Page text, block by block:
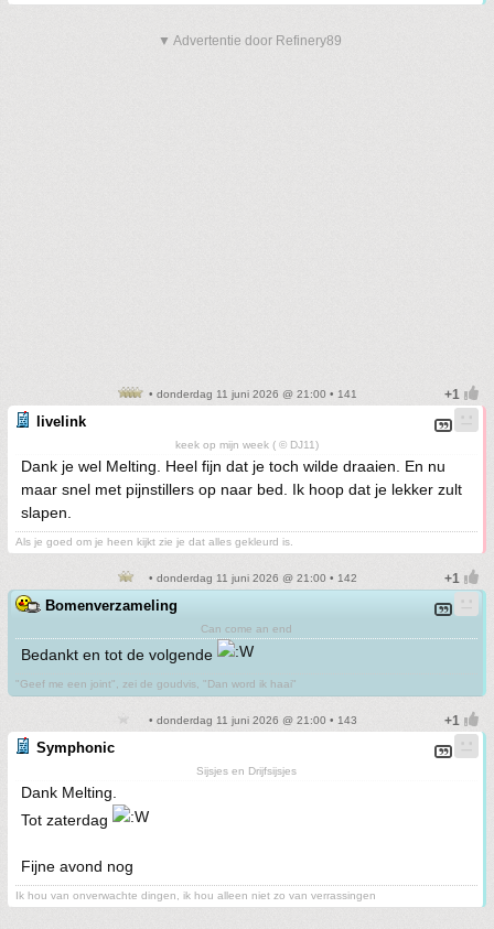
▼ Advertentie door Refinery89
• donderdag 11 juni 2026 @ 21:00 • 141
livelink
keek op mijn week ( © DJ11)
Dank je wel Melting. Heel fijn dat je toch wilde draaien. En nu
maar snel met pijnstillers op naar bed. Ik hoop dat je lekker zult
slapen.
Als je goed om je heen kijkt zie je dat alles gekleurd is.
• donderdag 11 juni 2026 @ 21:00 • 142
Bomenverzameling
Can come an end
Bedankt en tot de volgende
"Geef me een joint", zei de goudvis, "Dan word ik haai"
• donderdag 11 juni 2026 @ 21:00 • 143
Symphonic
Sijsjes en Drijfsijsjes
Dank Melting.
Tot zaterdag
Fijne avond nog
Ik hou van onverwachte dingen, ik hou alleen niet zo van verrassingen